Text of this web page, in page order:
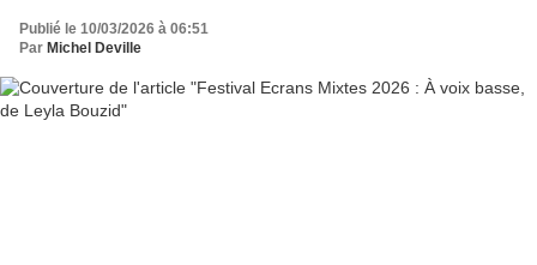
Publié le 10/03/2026 à 06:51
Par Michel Deville